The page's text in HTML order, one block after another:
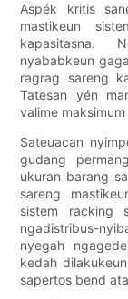
Aspék kritis
mastikeun
kapasitasna.
nyababkeun
ragrag sareng
Tatesan yén
valime maksimum
Sateuacan
gudang
ukuran barang
sareng
sistem racking
ngadistribus-
nyegah
kedah
sapertos bend